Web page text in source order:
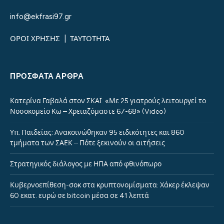
info@ekfrasi97.gr
ΟΡΟΙ ΧΡΗΣΗΣ ΤΑΥΤΟΤΗΤΑ
ΠΡΌΣΦΑΤΑ ΆΡΘΡΑ
Κατερίνα Γαβαλά στον ΣΚΑΪ: «Με 25 γιατρούς λειτουργεί το
Νοσοκομείο Κω – Χρειαζόμαστε 67-68» (Video)
Υπ. Παιδείας: Ανακοινώθηκαν 95 ειδικότητες και 860
τμήματα των ΣΑΕΚ – Πότε ξεκινούν οι αιτήσεις
Στρατηγικός διάλογος με ΗΠΑ από φθινόπωρο
Κυβερνοεπίθεση-σοκ στα κρυπτονομίσματα: Χάκερ έκλεψαν
60 εκατ. ευρώ σε bitcoin μέσα σε 41 λεπτά